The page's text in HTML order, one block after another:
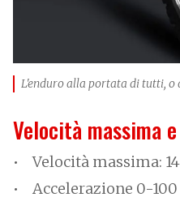
L'enduro alla portata di tutti, o
Velocità massima
Velocità massima:
Accelerazione 0-